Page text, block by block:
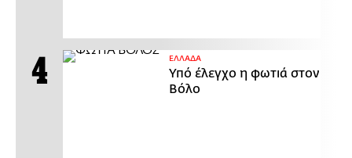
ΕΛΛΑΔΑ
Υπό έλεγχο η φωτιά στον
Βόλο